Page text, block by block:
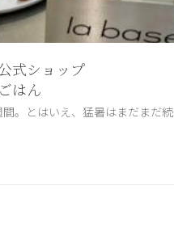
式ショップ
はん
。とはいえ、猛暑はまだまだ続